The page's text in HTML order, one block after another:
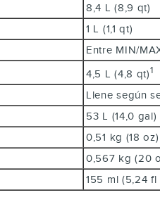
8,4 L (8,9 qt)
1 L (1,1 qt)
Entre MIN/
4,5 L (4,8 qt)1
Llene según
53 L (14,0 gal)
0,51 kg (18 oz)
0,567 kg (20
155 ml (5,24 fl